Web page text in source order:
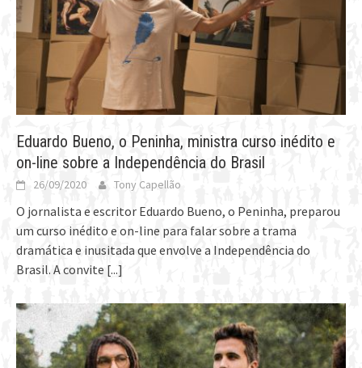
Eduardo Bueno, o Peninha, ministra curso inédito e
on-line sobre a Independência do Brasil
26/09/2020 Tony Capellão
O jornalista e escritor Eduardo Bueno, o Peninha, preparou
um curso inédito e on-line para falar sobre a trama
dramática e inusitada que envolve a Independência do
Brasil. A convite [...]